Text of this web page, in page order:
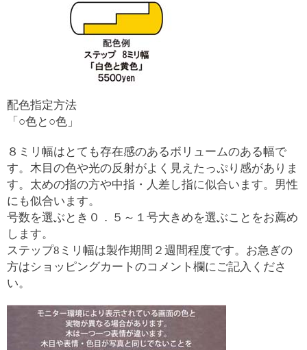
配色指定方法
「○色と○色」
８ミリ幅はとても存在感のあるボリュームのある幅で
す。木目の色や光の反射がよく見えたっぷり感がありま
す。太めの指の方や中指・人差し指に似合います。男性
にも似合います。
号数を選ぶとき０．５～１号大きめを選ぶことをお薦め
します。
ステップ8ミリ幅は製作期間２週間程度です。お急ぎの
方はショッピングカートのコメント欄にご記入くださ
い。